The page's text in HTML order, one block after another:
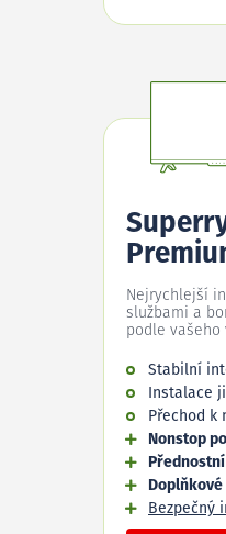
Nejrychlejší
službami a
podle vašeho
Stabilní
Instalace
Přechod k
Nonstop
Bezpečný